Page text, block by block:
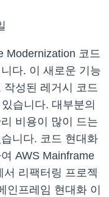
Modernization 코드
다. 이 새로운 기능
성된 레거시 코드
습니다. 대부분의
비용이 많이 드는
니다. 코드 현대화
AWS Mainframe
리팩터링 프로젝
인프레임 현대화 이